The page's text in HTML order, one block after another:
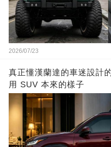
2026/07/23
真正懂漢蘭達的車迷設計
用 SUV 本來的樣子